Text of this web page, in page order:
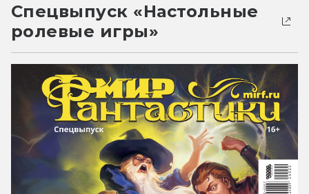
Спецвыпуск «Настольные
ролевые игры»